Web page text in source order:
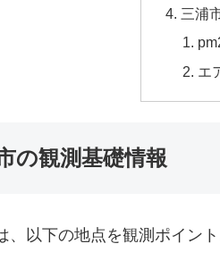
三浦
エ
の観測基礎情報
、以下の地点を観測ポイン